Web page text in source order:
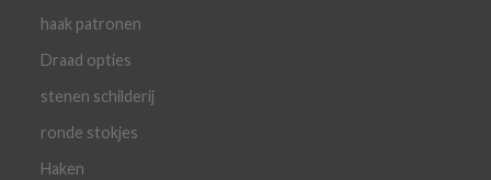
haak patronen
Draad opties
stenen schilderij
ronde stokjes
Haken